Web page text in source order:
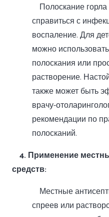
Полоскание
справиться с
воспаление. Для
можно
полоскания или
растворение.
также может быть
врачу-
рекомендации по
полосканий.
4. Применение
средств:
Местные
спреев или